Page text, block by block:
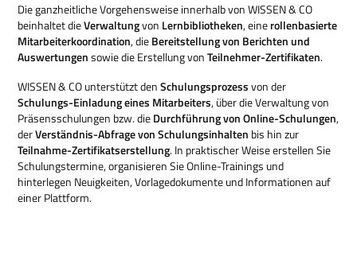
Die ganzheitliche Vorgehensweise innerhalb von WISSEN & CO
beinhaltet dieVerwaltungvon Lernbibliotheken, einerollenbasierte
Mitarbeiterkoordination, dieBereitstellung von Berichten und
Auswertungensowie die Erstellung vonTeilnehmer-Zertifikaten.
WISSEN & CO unterstützt denSchulungsprozessvon der
Schulungs-Einladung eines Mitarbeiters, über die Verwaltung von
Präsensschulungen bzw. dieDurchführung von Online-Schulungen,
derVerständnis-Abfrage von Schulungsinhalten bis hin zur
Teilnahme-Zertifikatserstellung. In praktischer Weise erstellen Sie
Schulungstermine, organisieren Sie Online-Trainings und
hinterlegen Neuigkeiten, Vorlagedokumente und Informationen auf
einer Plattform.